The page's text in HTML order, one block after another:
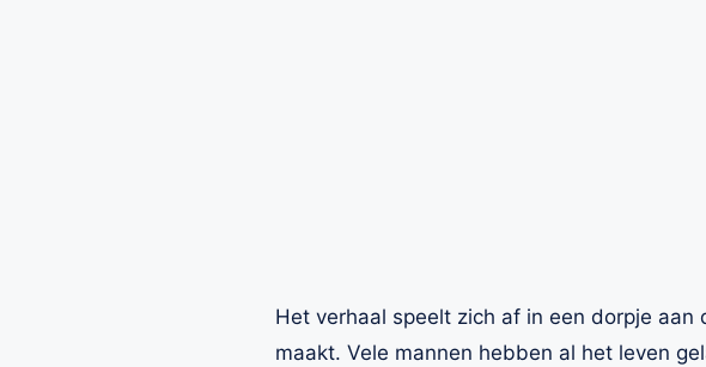
Het verhaal speelt zich af in een dorpje
maakt. Vele mannen hebben al het leven